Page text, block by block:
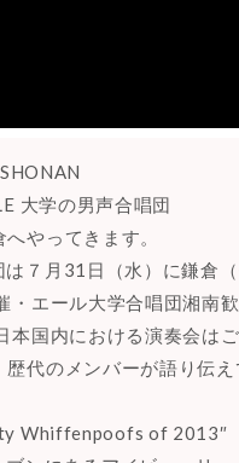
大学の男声合唱団
やってきます。
７月31日（水）に鎌倉
エール大学合唱団湘南
国内における演奏会は
代のメンバーが語り伝
Whiffenpoofs of 2013″